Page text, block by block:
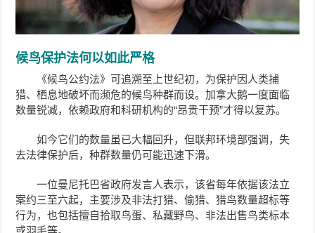
候鸟保护法何以如此严格
《候鸟公约法》可追溯至上世纪初，为保护因人类捕
猎、栖息地破坏而濒危的候鸟种群而设。加拿大鹅一度面临
数量锐减，依赖政府和科研机构的“昂贵干预”才得以复苏。
如今它们的数量虽已大幅回升，但联邦环境部强调，失
去法律保护后，种群数量仍可能迅速下滑。
一位曼尼托巴省政府发言人表示，该省每年依据该法立
案约三至六起，主要涉及非法打猎、偷猎、猎鸟数量超标等
行为，也包括擅自拾取鸟蛋、私藏野鸟、非法出售鸟类标本
或羽毛等。